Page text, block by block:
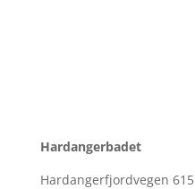
Hardangerbadet
Hardangerfjordvegen 615